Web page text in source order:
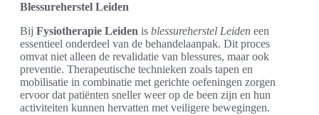
Blessureherstel Leiden
Bij Fysiotherapie Leiden is blessureherstel Leiden een
essentieel onderdeel van de behandelaanpak. Dit proces
omvat niet alleen de revalidatie van blessures, maar ook
preventie. Therapeutische technieken zoals tapen en
mobilisatie in combinatie met gerichte oefeningen zorgen
ervoor dat patiënten sneller weer op de been zijn en hun
activiteiten kunnen hervatten met veiligere bewegingen.